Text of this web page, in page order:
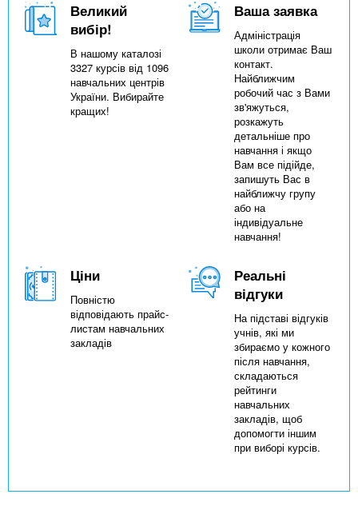
Великий
вибір!
В нашому каталозі
3327 курсів від 1096
навчальних центрів
України. Вибирайте
кращих!
Ваша заявка
Адміністрація
школи отримає Ваш
контакт.
Найближчим
робочий час з Вами
зв'яжуться,
розкажуть
детальніше про
навчання і якщо
Вам все підійде,
запишуть Вас в
найближчу групу
або на
індивідуальне
навчання!
Ціни
Повністю
відповідають прайс-
листам навчальних
закладів
Реальні
відгуки
На підставі відгуків
учнів, які ми
збираємо у кожного
після навчання,
складаються
рейтинги
навчальних
закладів, щоб
допомогти іншим
при виборі курсів.